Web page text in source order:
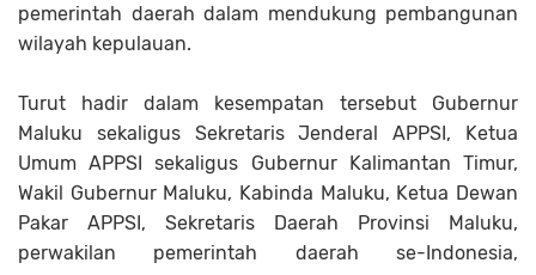
pemerintah daerah dalam mendukung pembangunan
wilayah kepulauan.
Turut hadir dalam kesempatan tersebut Gubernur
Maluku sekaligus Sekretaris Jenderal APPSI, Ketua
Umum APPSI sekaligus Gubernur Kalimantan Timur,
Wakil Gubernur Maluku, Kabinda Maluku, Ketua Dewan
Pakar APPSI, Sekretaris Daerah Provinsi Maluku,
perwakilan pemerintah daerah se-Indonesia,